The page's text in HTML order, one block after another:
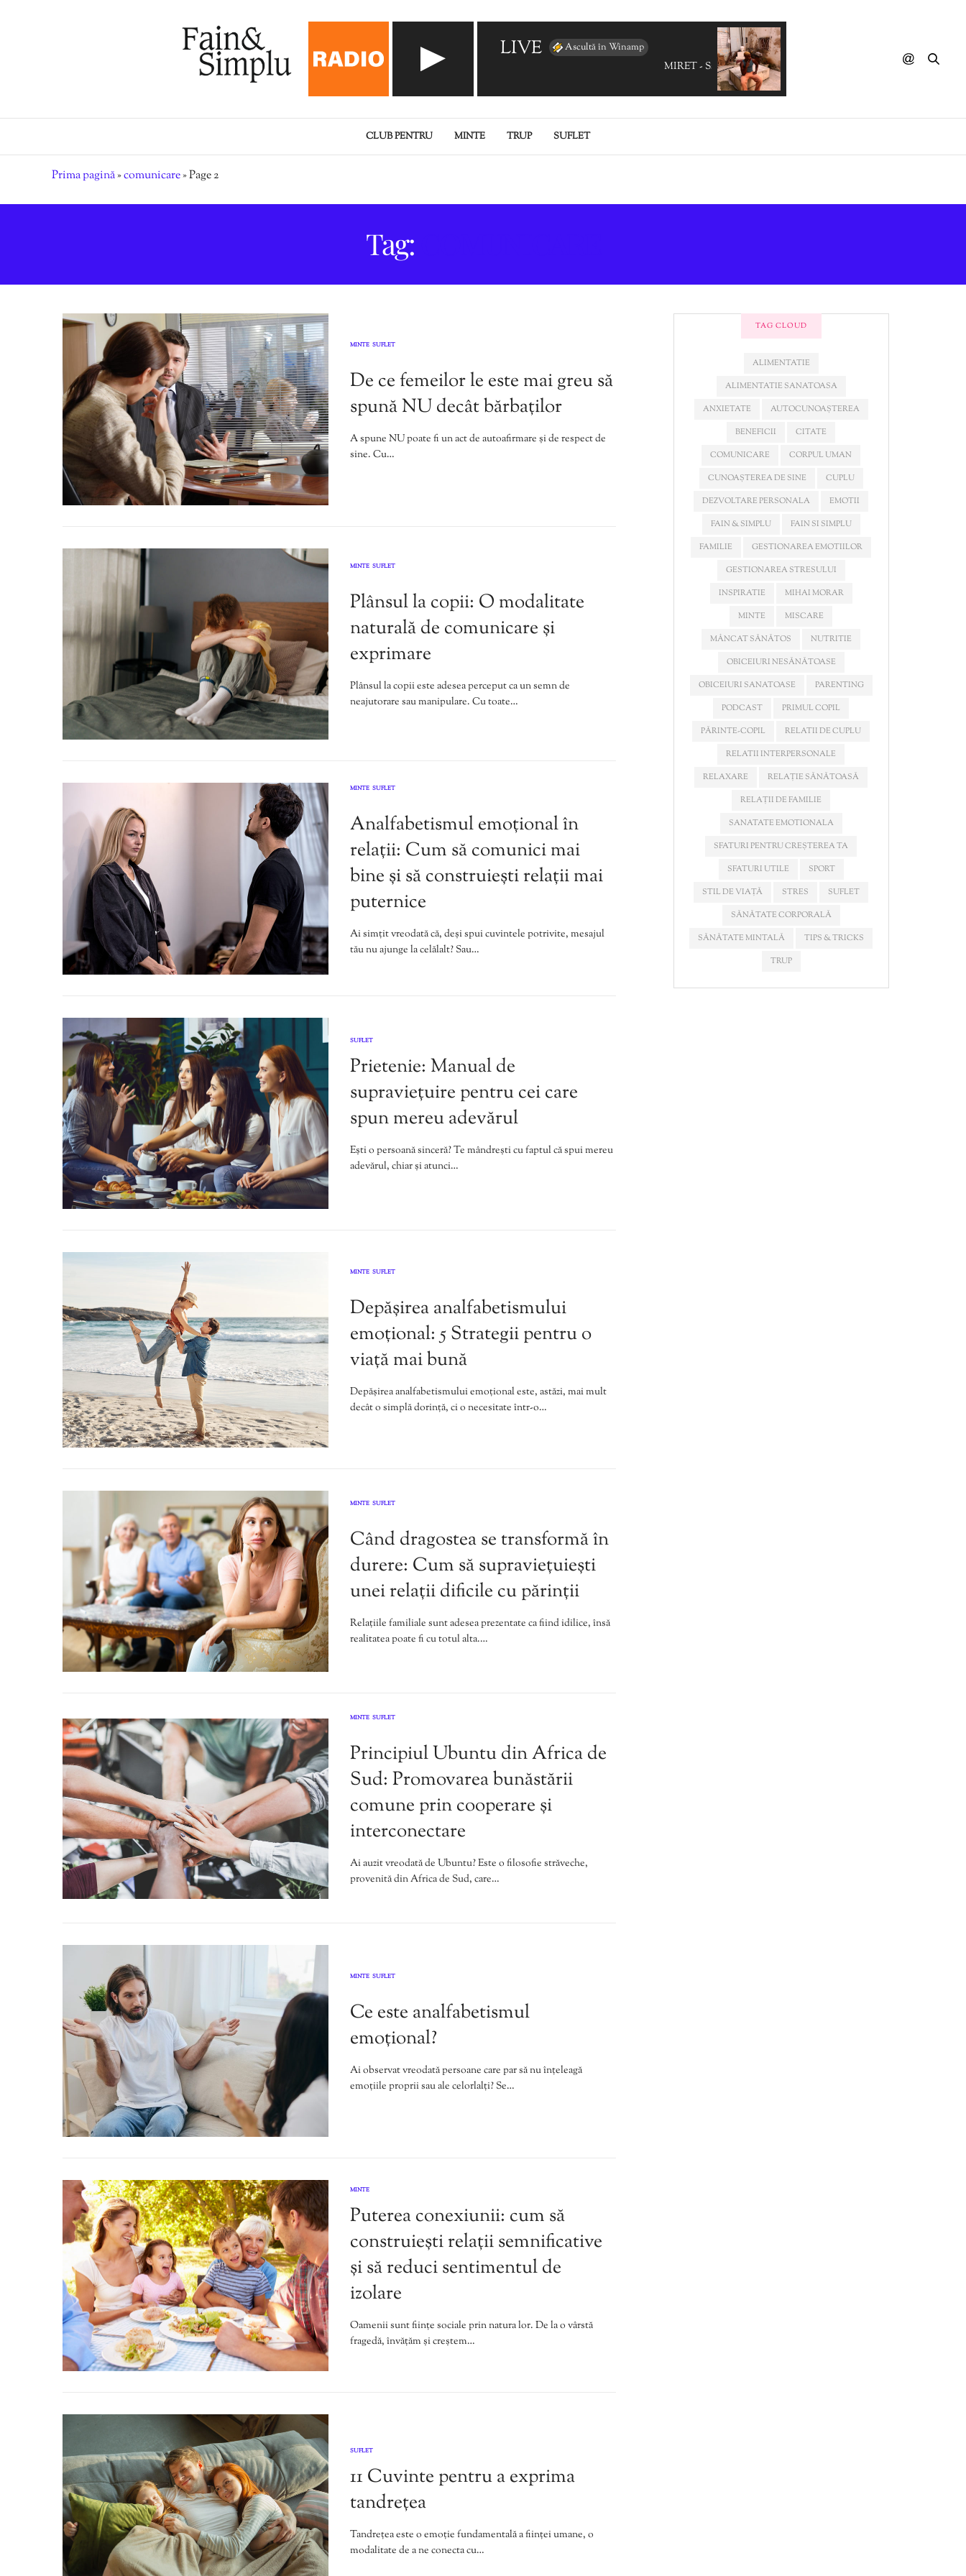
LIVE Ascultă în Winamp
MIRET - Sabio Espejo
CLUB PENTRU MINTE TRUP SUFLET
Prima pagină»comunicare»Page 2
Tag:
MINTE SUFLET
De ce femeilor le este mai greu să
spună NU decât bărbaților
A spune NU poate fi un act de autoafirmare și de respect de
sine. Cu…
MINTE SUFLET
Plânsul la copii: O modalitate
naturală de comunicare și
exprimare
Plânsul la copii este adesea perceput ca un semn de
neajutorare sau manipulare. Cu toate…
MINTE SUFLET
Analfabetismul emoțional în
relații: Cum să comunici mai
bine și să construiești relații mai
puternice
Ai simțit vreodată că, deși spui cuvintele potrivite, mesajul
tău nu ajunge la celălalt? Sau…
SUFLET
Prietenie: Manual de
supraviețuire pentru cei care
spun mereu adevărul
Ești o persoană sinceră? Te mândrești cu faptul că spui mereu
adevărul, chiar și atunci…
MINTE SUFLET
Depășirea analfabetismului
emoțional: 5 Strategii pentru o
viață mai bună
Depășirea analfabetismului emoțional este, astăzi, mai mult
decât o simplă dorință, ci o necesitate într-o…
MINTE SUFLET
Când dragostea se transformă în
durere: Cum să supraviețuiești
unei relații dificile cu părinții
Relațiile familiale sunt adesea prezentate ca fiind idilice, însă
realitatea poate fi cu totul alta.…
MINTE SUFLET
Principiul Ubuntu din Africa de
Sud: Promovarea bunăstării
comune prin cooperare și
interconectare
Ai auzit vreodată de Ubuntu? Este o filosofie străveche,
provenită din Africa de Sud, care…
MINTE SUFLET
Ce este analfabetismul
emoțional?
Ai observat vreodată persoane care par să nu înțeleagă
emoțiile proprii sau ale celorlalți? Se…
MINTE
Puterea conexiunii: cum să
construiești relații semnificative
și să reduci sentimentul de
izolare
Oamenii sunt ființe sociale prin natura lor. De la o vârstă
fragedă, învățăm și creștem…
SUFLET
11 Cuvinte pentru a exprima
tandrețea
Tandrețea este o emoție fundamentală a ființei umane, o
modalitate de a ne conecta cu…
TAG CLOUD
ALIMENTATIE
ALIMENTATIE SANATOASA
ANXIETATE
AUTOCUNOAȘTEREA
BENEFICII
CITATE
COMUNICARE
CORPUL UMAN
CUNOAȘTEREA DE SINE
CUPLU
DEZVOLTARE PERSONALA
EMOTII
FAIN & SIMPLU
FAIN SI SIMPLU
FAMILIE
GESTIONAREA EMOTIILOR
GESTIONAREA STRESULUI
INSPIRATIE
MIHAI MORAR
MINTE
MISCARE
MÂNCAT SĂNĂTOS
NUTRITIE
OBICEIURI NESĂNĂTOASE
OBICEIURI SANATOASE
PARENTING
PODCAST
PRIMUL COPIL
PĂRINTE-COPIL
RELATII DE CUPLU
RELATII INTERPERSONALE
RELAXARE
RELAȚIE SĂNĂTOASĂ
RELAȚII DE FAMILIE
SANATATE EMOTIONALA
SFATURI PENTRU CREȘTEREA TA
SFATURI UTILE
SPORT
STIL DE VIAȚĂ
STRES
SUFLET
SĂNĂTATE CORPORALĂ
SĂNĂTATE MINTALĂ
TIPS & TRICKS
TRUP